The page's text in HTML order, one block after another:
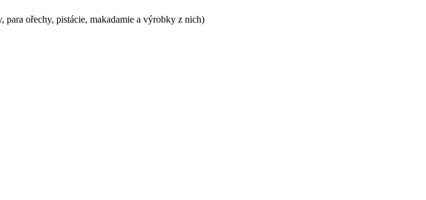
para ořechy, pistácie, makadamie a výrobky z nich)